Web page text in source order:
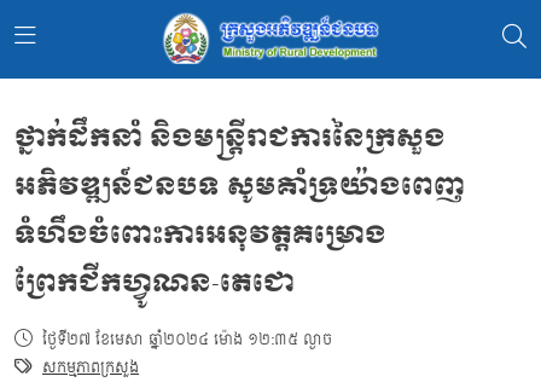
ថ្នាក់ដឹកនាំ និងមន្ត្រីរាជការនៃក្រសួង
អភិវឌ្ឍន៍ជនបទ សូមគាំទ្រយ៉ាងពេញ
ទំហឹងចំពោះការអនុវត្តគម្រោង
ព្រែកជីកហ្វូណន-តេជោ
ថ្ងៃទី២៧ ខែមេសា ឆ្នាំ២០២៤ ម៉ោង ១២:៣៥ ល្ងាច
សកម្មភាពក្រសួង